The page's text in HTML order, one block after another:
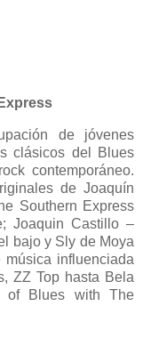
de jóvenes
clásicos del Blues
contemporáneo.
de Joaquín
Southern Express
Joaquin Castillo –
bajo y Sly de Moya
influenciada
ZZ Top hasta Bela
of Blues with The